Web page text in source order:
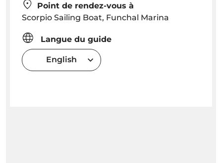
Point de rendez-vous à
Scorpio Sailing Boat, Funchal Marina
Langue du guide
English